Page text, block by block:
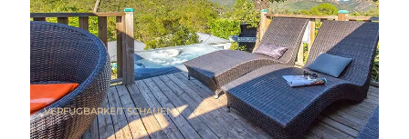
VERFÜGBARKEIT SCHAUEN